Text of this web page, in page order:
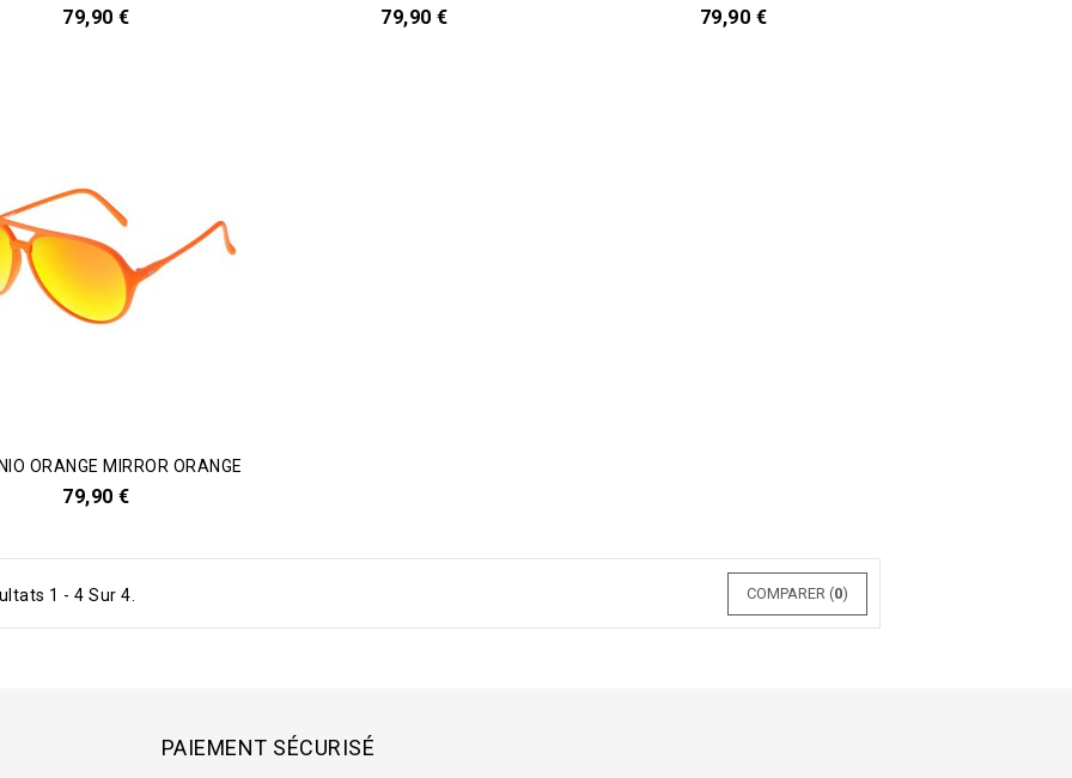
79,90 € 79,90 € 79,90 €
ORANGE MIRROR ORANGE
79,90 €
COMPARER (0)
1 - 4 Sur 4.
PAIEMENT SÉCURISÉ